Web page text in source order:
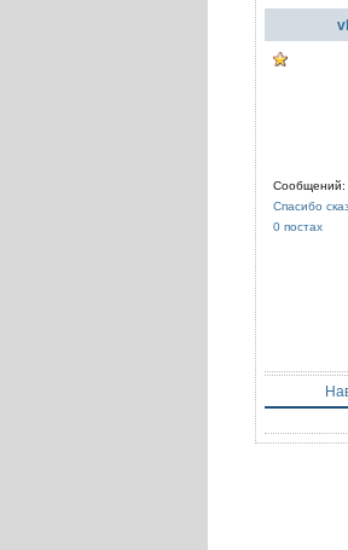
Сообщений:
Спасибо
0 постах